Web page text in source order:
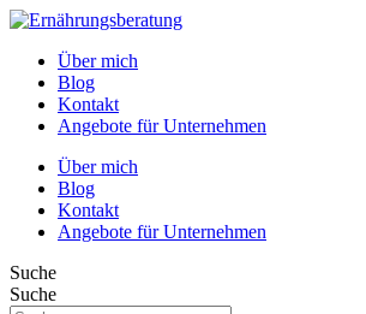
Über mich
Blog
Kontakt
Angebote für Unternehmen
Über mich
Blog
Kontakt
Angebote für Unternehmen
Suche
Suche